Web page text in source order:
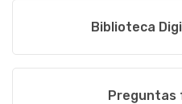
Biblioteca
Preguntas